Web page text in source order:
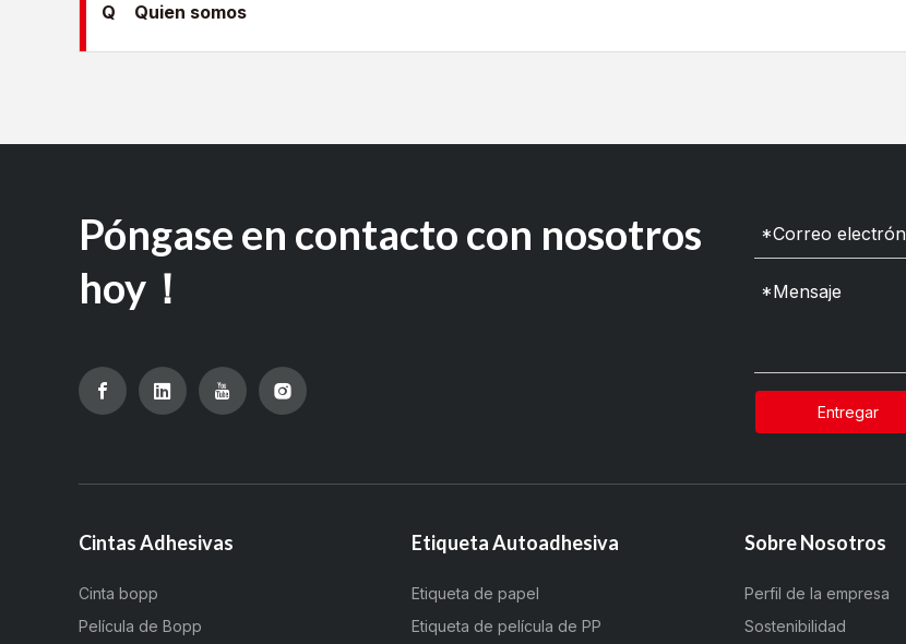
Q Quien somos
Póngase en contacto con nosotros
hoy！
Entregar
Cintas Adhesivas
Cinta bopp
Película de Bopp
Etiqueta Autoadhesiva
Etiqueta de papel
Etiqueta de película de PP
Sobre Nosotros
Perfil de la empresa
Sostenibilidad